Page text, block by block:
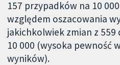
157 przypadków na 10
względem oszacowania
jakichkolwiek zmian z
10 000 (wysoka pewność
wyników).